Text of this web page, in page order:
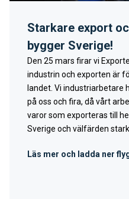
Starkare export
bygger Sverige!
Den 25 mars firar vi
industrin och exporten är
landet. Vi industriarbetare
på oss och fira, då vårt
varor som exporteras till
Sverige och välfärden
Läs mer och ladda ner